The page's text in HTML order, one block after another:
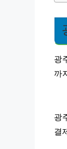
광
까
광
결